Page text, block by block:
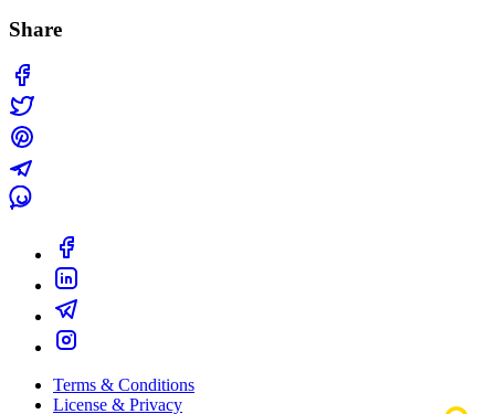
Share
Terms & Conditions
License & Privacy